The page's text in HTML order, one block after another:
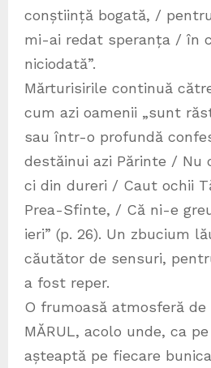
conștiință bogată, /
mi-ai redat speranța / în
niciodată”.
Mărturisirile continuă
cum azi oamenii „sunt
sau într-o profundă
destăinui azi Părinte / Nu
ci din dureri / Caut ochii
Prea-Sfinte, / Că ni-e
ieri” (p. 26). Un zbucium
căutător de sensuri,
a fost reper.
O frumoasă atmosferă de
MĂRUL, acolo unde, ca
așteaptă pe fiecare